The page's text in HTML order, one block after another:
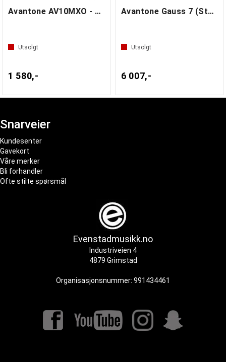
Avantone AV10MXO - Crossover
Utsolgt
1 580,-
Avantone Gauss 7 (Stereo Pair)
Utsolgt
6 007,-
Snarveier
Kundesenter
Gavekort
Våre merker
Bli forhandler
Ofte stilte spørsmål
Evenstadmusikk.no
Industriveien 4
4879 Grimstad
Organisasjonsnummer: 991434461